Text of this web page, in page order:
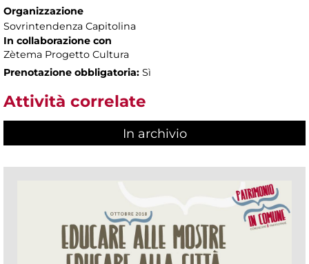
Organizzazione
Sovrintendenza Capitolina
In collaborazione con
Zètema Progetto Cultura
Prenotazione obbligatoria: Sì
Attività correlate
In archivio